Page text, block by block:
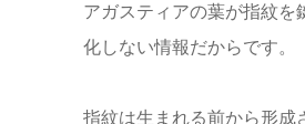
アガスティアの葉が指紋を
化しない情報だからです。
指紋は生まれる前から形成